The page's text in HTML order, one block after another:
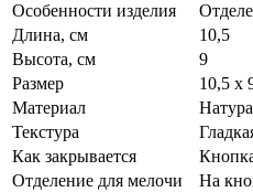
Особенности изделия
Длина, см
10,5
Высота, см
9
Размер
10,5 х
Материал
Текстура
Как закрывается
Отделение для мелочи
На